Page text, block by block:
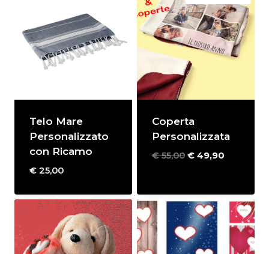
Telo Mare
Personalizzato
con Ricamo
€25,00
Coperta
Personalizzata
€55,00 Il
era:
€ 55,00.
€49,90Il
è:
€ 49,90.